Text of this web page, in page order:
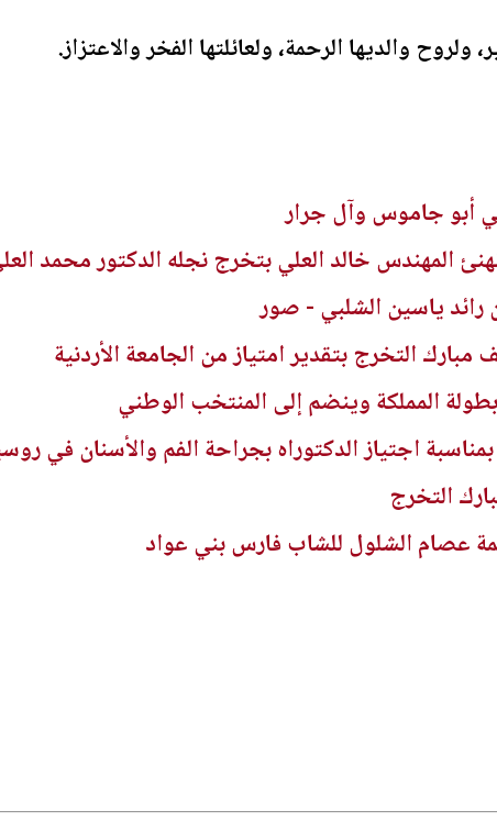
ولروح والديها الرحمة، ولعائلتها الفخر والاعتزاز.
أبو جاموس وآل جرار
المهندس خالد العلي بتخرج نجله الدكتور محمد
ياسين الشلبي - صور
مبارك التخرج بتقدير امتياز من الجامعة الأردنية
المملكة وينضم إلى المنتخب الوطني
اجتياز الدكتوراه بجراحة الفم والأسنان في
التخرج
عصام الشلول للشاب فارس بني عواد